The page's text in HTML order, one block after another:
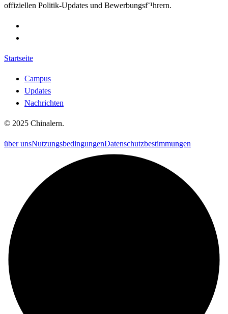
offiziellen Politik-Updates und Bewerbungsf¨¹hrern.
Startseite
Campus
Updates
Nachrichten
© 2025 Chinalern.
über unsNutzungsbedingungenDatenschutzbestimmungen